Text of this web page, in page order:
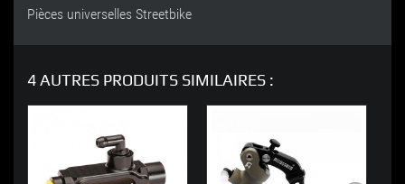
Pièces universelles Streetbike
4 AUTRES PRODUITS SIMILAIRES :